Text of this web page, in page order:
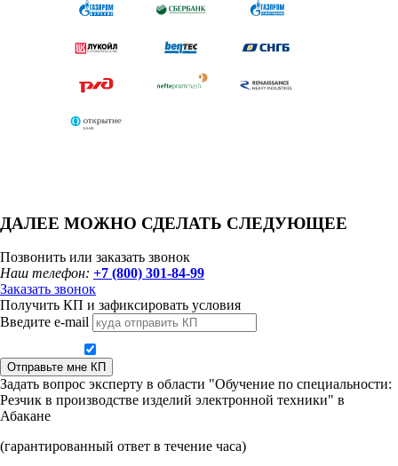
ДАЛЕЕ МОЖНО СДЕЛАТЬ СЛЕДУЮЩЕЕ
Позвонить или заказать звонок
Наш телефон: +7 (800) 301-84-99
Заказать звонок
Получить КП и зафиксировать условия
Введите e-mail
Отправьте мне КП
Задать вопрос эксперту в области "Обучение по специальности:
Резчик в производстве изделий электронной техники" в
Абакане
(гарантированный ответ в течение часа)